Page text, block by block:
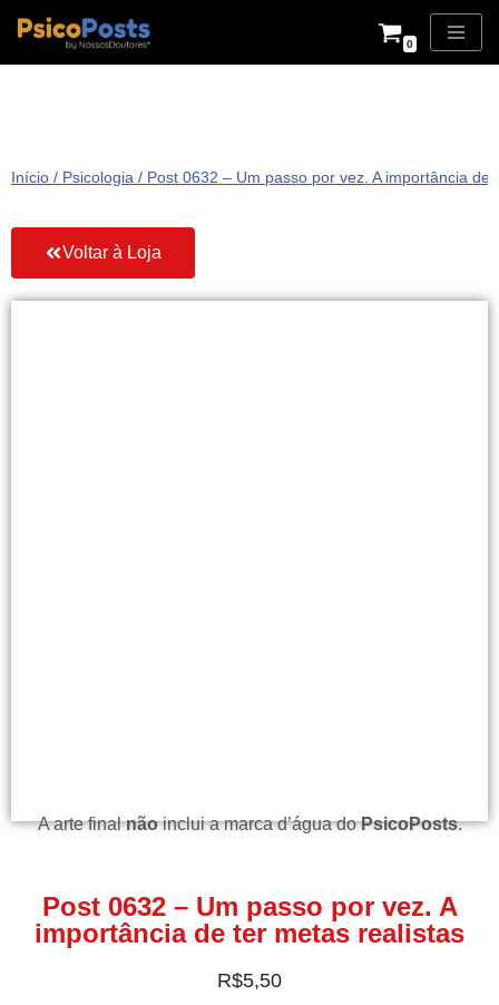
Pular
0
Início / Psicologia / Post 0632 – Um passo por vez. A importância de
Voltar à Loja
A arte finalnãoinclui a marca d’água doPsicoPosts.
Post 0632 – Um passo por vez. A
importância de ter metas realistas
R$5,50